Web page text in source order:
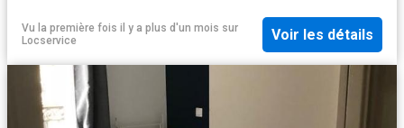
Vu la première fois il y a plus d'un mois sur
Locservice
Voir les détails